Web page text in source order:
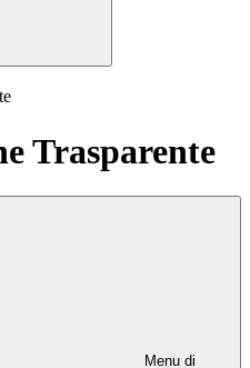
Trasparente
Menu di